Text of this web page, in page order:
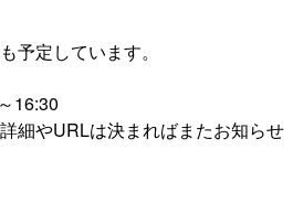
予定しています。
16:30
細やURLは決まればまたお知らせ